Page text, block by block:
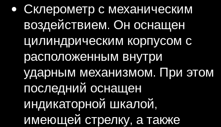
Склерометр с механическим
воздействием. Он оснащен
цилиндрическим корпусом с
расположенным внутри
ударным механизмом. При этом
последний оснащен
индикаторной шкалой,
имеющей стрелку, а также